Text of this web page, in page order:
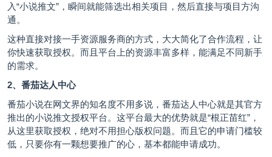
入“小说推文”，瞬间就能筛选出相关项目，然后直接与项目方沟
通。
这种直接对接一手资源服务商的方式，大大简化了合作流程，让
你快速获取授权。而且平台上的资源丰富多样，能满足不同新手
的需求。
2、番茄达人中心
番茄小说在网文界的知名度不用多说，番茄达人中心就是其官方
推出的小说推文授权平台。这平台最大的优势就是“根正苗红”，
从这里获取授权，绝对不用担心版权问题。而且它的申请门槛较
低，只要你有一颗想要推广的心，基本都能申请成功。